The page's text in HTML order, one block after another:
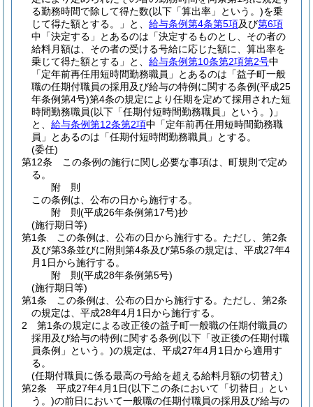
る勤務時間で除して得た数(以下「算出率」という。)を乗
じて得た額とする。」と、 給与条例第4条第5項及び第6項
中「決定する」とあるのは「決定するものとし、その者の
給料月額は、その者の受ける号給に応じた額に、算出率を
乗じて得た額とする」と、 給与条例第10条第2項第2号中
「定年前再任用短時間勤務職員」とあるのは「益子町一般
職の任期付職員の採用及び給与の特例に関する条例(平成25
年条例第4号)第4条の規定により任期を定めて採用された短
時間勤務職員(以下「任期付短時間勤務職員」という。) 」
と、 給与条例第12条第2項中「定年前再任用短時間勤務職
員」とあるのは「任期付短時間勤務職員」とする。
(委任)
第12条
この条例の施行に関し必要な事項は、町規則で定め
る。
附 則
この条例は、公布の日から施行する。
附 則(平成26年条例第17号)抄
(施行期日等)
第1条
この条例は、公布の日から施行する。 ただし、第2条
及び第3条並びに附則第4条及び第5条の規定は、平成27年4
月1日から施行する。
附 則(平成28年条例第5号)
(施行期日等)
第1条
この条例は、公布の日から施行する。 ただし、第2条
の規定は、平成28年4月1日から施行する。
2
第1条の規定による改正後の益子町一般職の任期付職員の
採用及び給与の特例に関する条例(以下「改正後の任期付職
員条例」という。)の規定は、平成27年4月1日から適用す
る。
(任期付職員に係る最高の号給を超える給料月額の切替え)
第2条
平成27年4月1日(以下この条において「切替日」とい
う。)の前日において一般職の任期付職員の採用及び給与の